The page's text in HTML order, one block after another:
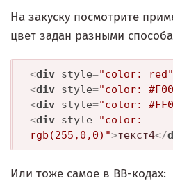
На закуску посмотрите
цвет задан разными
<div style="color: red"
<div style="color:
<div style="color:
<div style="color:
rgb(255,0,0)">текст4</
Или тоже самое в BB-кодах: